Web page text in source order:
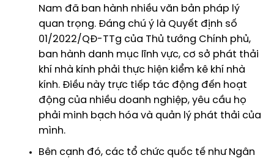
Nam đã ban hành nhiều văn bản pháp lý
quan trọng. Đáng chú ý là Quyết định số
01/2022/QĐ-TTg của Thủ tướng Chính phủ,
ban hành danh mục lĩnh vực, cơ sở phát thải
khí nhà kính phải thực hiện kiểm kê khí nhà
kính. Điều này trực tiếp tác động đến hoạt
động của nhiều doanh nghiệp, yêu cầu họ
phải minh bạch hóa và quản lý phát thải của
mình.
Bên cạnh đó, các tổ chức quốc tế như Ngân